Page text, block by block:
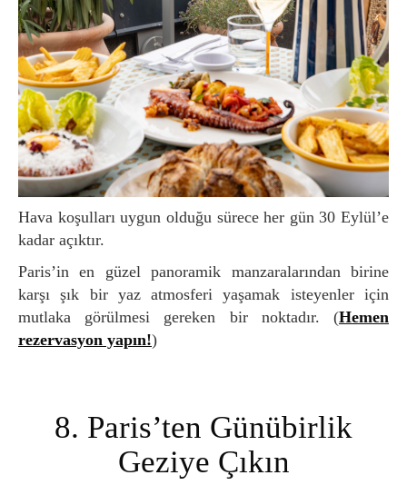
Hava koşulları uygun olduğu sürece her gün 30 Eylül’e
kadar açıktır.
Paris’in en güzel panoramik manzaralarından birine
karşı şık bir yaz atmosferi yaşamak isteyenler için
mutlaka görülmesi gereken bir noktadır. (Hemen
rezervasyon yapın!)
8. Paris’ten Günübirlik
Geziye Çıkın